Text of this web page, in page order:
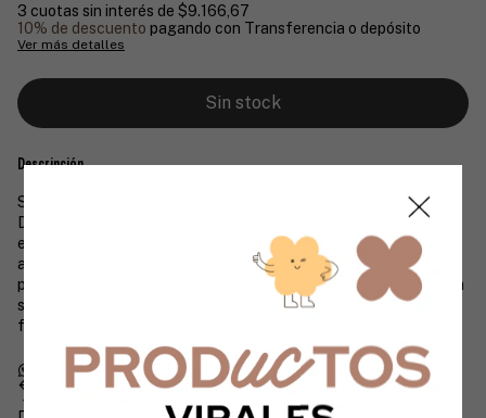
3 cuotas sin interés de $9.166,67
10% de descuento pagando con Transferencia o depósito
Ver más detalles
Descripción
Set X2 Cubiertos Para Ensalada Sakura Edición Phuket - 30cm
Descubrí la calidad y durabilidad de este set de cubiertos para
ensalada, fabricados en
madera de acacia
. Sus propiedades
antibacterianas y resistencia a la humedad aseguran un uso
prolongado y seguro. Con una medida de 30 cm, son ideales para
servir con estilo y practicidad en cada ocasión. Elegí
funcionalidad y diseño natural para tu mesa.
Devoluciones gratis
Hasta 30 días después de tu compra